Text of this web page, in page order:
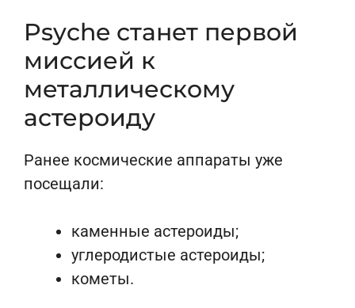
Psyche станет первой
миссией к
металлическому
астероиду
Ранее космические аппараты уже
посещали:
каменные астероиды;
углеродистые астероиды;
кометы.